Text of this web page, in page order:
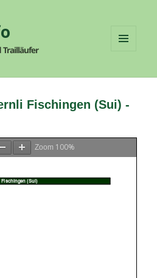
Trailläufer
WIDGETS
Fischingen (Sui) -
Zoom 100%